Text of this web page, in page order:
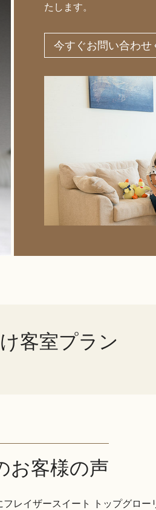
たします。
今すぐお問い合わせ
客室プラン
お客様の声
レイザースイート トップグロー